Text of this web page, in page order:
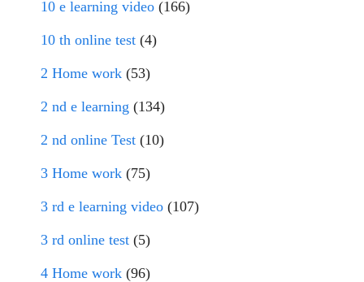
10 e learning video (166)
10 th online test (4)
2 Home work (53)
2 nd e learning (134)
2 nd online Test (10)
3 Home work (75)
3 rd e learning video (107)
3 rd online test (5)
4 Home work (96)